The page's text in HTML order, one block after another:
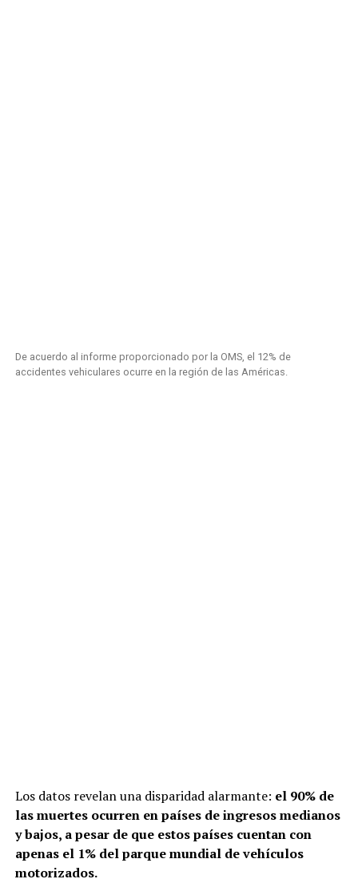
De acuerdo al informe proporcionado por la OMS, el 12% de
accidentes vehiculares ocurre en la región de las Américas.
Los datos revelan una disparidad alarmante: el 90% de
las muertes ocurren en países de ingresos medianos
y bajos, a pesar de que estos países cuentan con
apenas el 1% del parque mundial de vehículos
motorizados.